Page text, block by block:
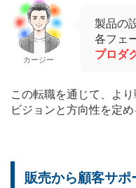
カージー
製品の
各フェ
プロダ
この転職を通じて、よ
ビジョンと方向性を定
販売から顧客サ